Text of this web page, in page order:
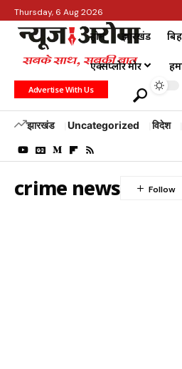
Thursday, 6 Aug 2026
होम झारखंड
एक्सप्लोर मोर
Advertise With Us
झारखंड Uncategorized विदेश
crime news